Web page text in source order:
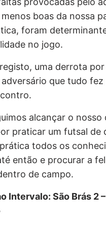
boas da nossa
foram
no jogo.
uma derrota
que tudo fez
alcançar o nosso
praticar um futsal de
todos os
então e procurar a
de campo.
Intervalo: São Brás 2